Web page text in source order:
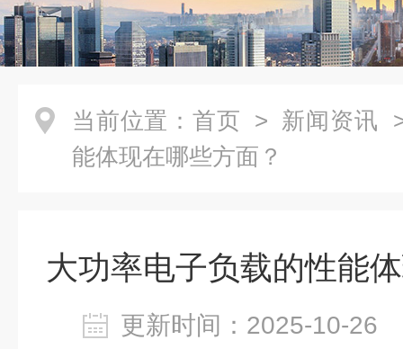
当前位置： 首页 > 新闻资讯
能体现在哪些方面？
大功率电子负载的性能
更新时间：2025-10-